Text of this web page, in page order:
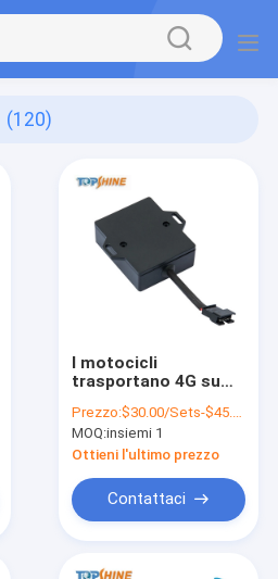
(120)
I motocicli
trasportano 4G su
segue il dispositivo
nessuna tassa
mensile con l'IOS
Android APP
Prezzo:$30.00/Sets-$45.00/Sets
MOQ:insiemi 1
Ottieni l'ultimo prezzo
Contattaci